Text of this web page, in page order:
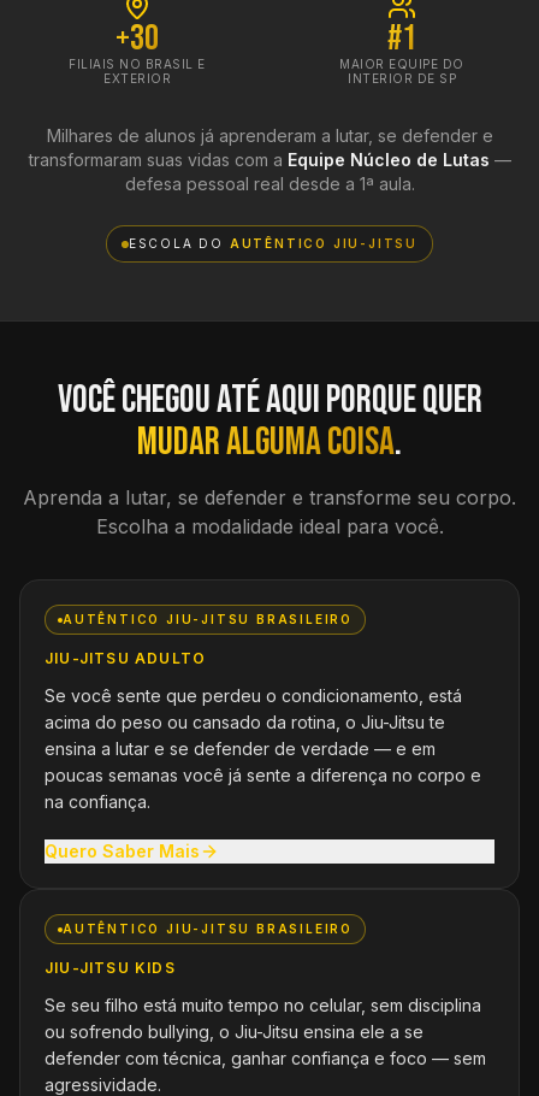
+30
FILIAIS NO BRASIL E
EXTERIOR
#1
MAIOR EQUIPE DO
INTERIOR DE SP
Milhares de alunos já aprenderam a lutar, se defender e
transformaram suas vidas com a Equipe Núcleo de Lutas —
defesa pessoal real desde a 1ª aula.
ESCOLA DO AUTÊNTICO JIU-JITSU
Você chegou até aqui porque quer
mudar alguma coisa.
Aprenda a lutar, se defender e transforme seu corpo.
Escolha a modalidade ideal para você.
AUTÊNTICO JIU-JITSU BRASILEIRO
JIU-JITSU ADULTO
Se você sente que perdeu o condicionamento, está
acima do peso ou cansado da rotina, o Jiu-Jitsu te
ensina a lutar e se defender de verdade — e em
poucas semanas você já sente a diferença no corpo e
na confiança.
Quero Saber Mais
AUTÊNTICO JIU-JITSU BRASILEIRO
JIU-JITSU KIDS
Se seu filho está muito tempo no celular, sem disciplina
ou sofrendo bullying, o Jiu-Jitsu ensina ele a se
defender com técnica, ganhar confiança e foco — sem
agressividade.